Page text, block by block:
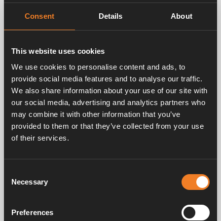
Consent Details About
This website uses cookies
We use cookies to personalise content and ads, to
provide social media features and to analyse our traffic.
We also share information about your use of our site with
our social media, advertising and analytics partners who
may combine it with other information that you’ve
provided to them or that they’ve collected from your use
of their services.
Selection
Necessary
Preferences
Plus d’eau chaude avec le nouveau modèle
Alde Compact 3030 Plus
l’arrivée de l’Alde Compact 3030 Plus. Cette version
Plus, assurant le chauffage continu de l’eau, vous
permettra de profiter de votre douche sans avoir à vous